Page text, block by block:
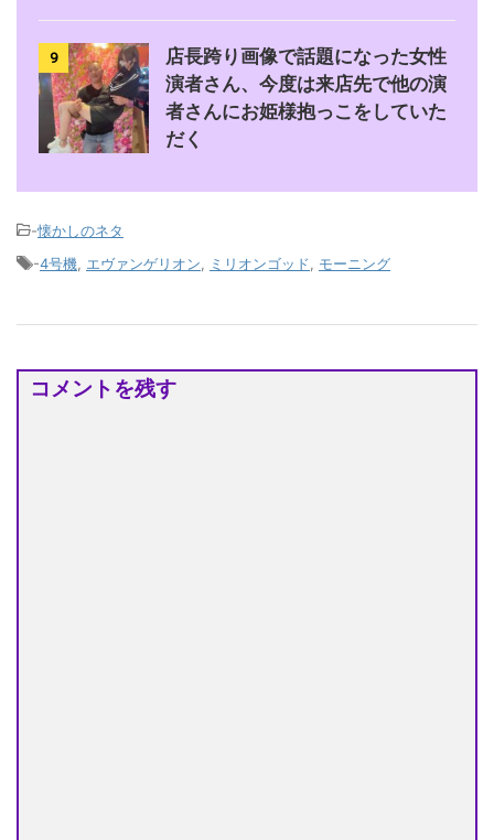
9
店長跨り画像で話題になった女性
演者さん、今度は来店先で他の演
者さんにお姫様抱っこをしていた
だく
-懐かしのネタ
-4号機 エヴァンゲリオン ミリオンゴッド モーニング
コメントを残す